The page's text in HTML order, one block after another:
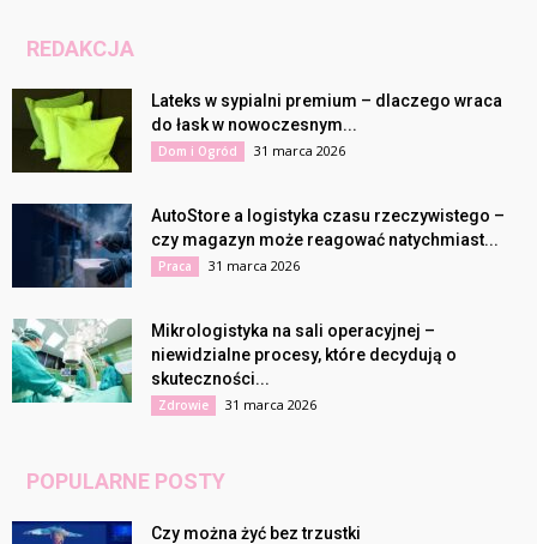
REDAKCJA
Lateks w sypialni premium – dlaczego wraca
do łask w nowoczesnym...
Dom i Ogród 31 marca 2026
AutoStore a logistyka czasu rzeczywistego –
czy magazyn może reagować natychmiast...
Praca 31 marca 2026
Mikrologistyka na sali operacyjnej –
niewidzialne procesy, które decydują o
skuteczności...
Zdrowie 31 marca 2026
POPULARNE POSTY
Czy można żyć bez trzustki